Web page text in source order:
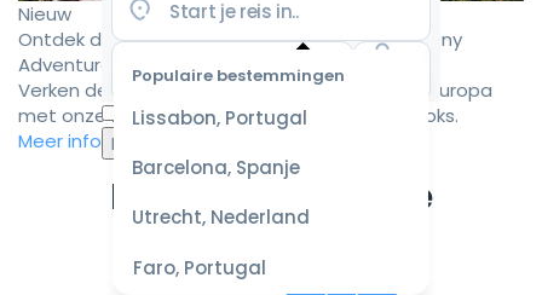
Populaire bestemmingen
Lissabon, Portugal
Barcelona, Spanje
Utrecht, Nederland
Faro, Portugal
Selecteer
datum
voor de
beste
prijzen
Nieuw
Ontdek de mooiste camperroutes met Goboony
Adventures
Verken de mooiste camperbestemmingen in Europa
met onze zorgvuldig samengestelde roadbooks.
Meer informatie
Ervaar de ultieme
campervakantie